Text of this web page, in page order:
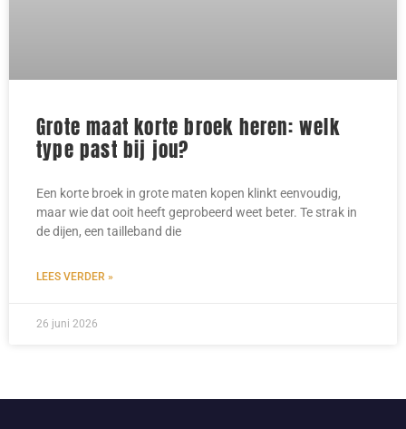
Grote maat korte broek heren: welk
type past bij jou?
Een korte broek in grote maten kopen klinkt eenvoudig,
maar wie dat ooit heeft geprobeerd weet beter. Te strak in
de dijen, een tailleband die
LEES VERDER »
26 juni 2026